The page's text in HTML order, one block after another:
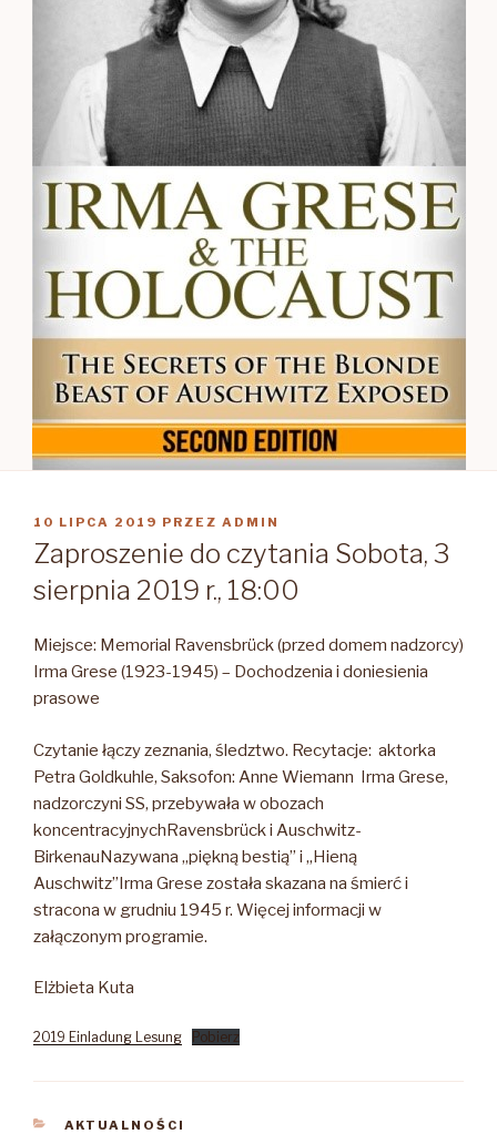
OPUBLIKOWANE
W
10 LIPCA 2019 PRZEZ ADMIN
Zaproszenie do czytania Sobota, 3
sierpnia 2019 r., 18:00
Miejsce: Memorial Ravensbrück (przed domem nadzorcy)
Irma Grese (1923-1945) – Dochodzenia i doniesienia
prasowe
Czytanie łączy zeznania, śledztwo. Recytacje: aktorka
Petra Goldkuhle, Saksofon: Anne Wiemann Irma Grese,
nadzorczyni SS, przebywała w obozach
koncentracyjnychRavensbrück i Auschwitz-
BirkenauNazywana „piękną bestią” i „Hieną
Auschwitz”Irma Grese została skazana na śmierć i
stracona w grudniu 1945 r. Więcej informacji w
załączonym programie.
Elżbieta Kuta
2019 Einladung Lesung Pobierz
KATEGORIE
AKTUALNOŚCI